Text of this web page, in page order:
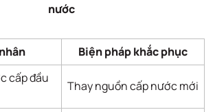
nước
Biện pháp khắc phục
cấp đầu
Thay nguồn cấp nước mới